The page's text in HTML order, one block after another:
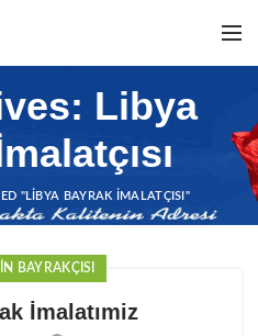
Libya
"LIBYA BAYRAK İMALATÇISI"
BAYRAKÇISI
İmalatımiz